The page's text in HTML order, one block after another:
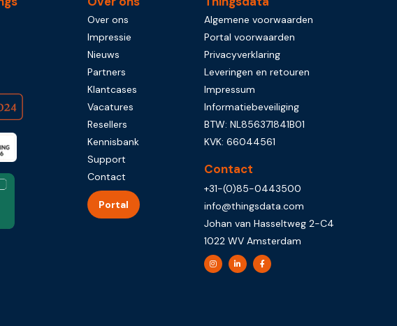
Over ons
Impressie
Nieuws
Partners
Klantcases
Vacatures
Resellers
Kennisbank
Support
Contact
Portal
Algemene voorwaarden
Portal voorwaarden
Privacyverklaring
Leveringen en retouren
Impressum
Informatiebeveiliging
BTW: NL856371841B01
KVK: 66044561
Contact
+31-(0)85-0443500
info@thingsdata.com
Johan van Hasseltweg 2-C4
1022 WV Amsterdam